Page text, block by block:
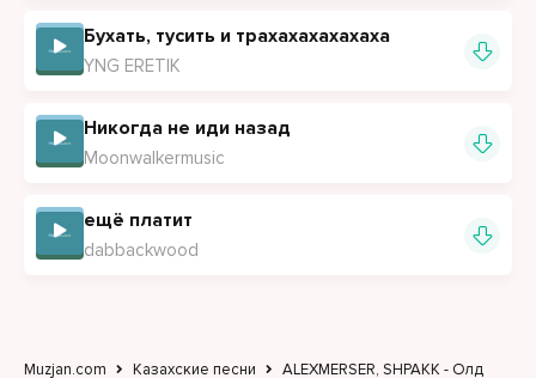
Бухать, тусить и трахахахахахаха
YNG ERETIK
Никогда не иди назад
Moonwalkermusic
ещё платит
dabbackwood
Muzjan.com Казахские песни ALEXMERSER, SHPAKK - Олд